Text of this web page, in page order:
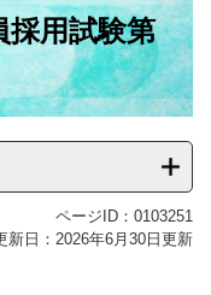
採用試験第
ページID：0103251
新日：2026年6月30日更新